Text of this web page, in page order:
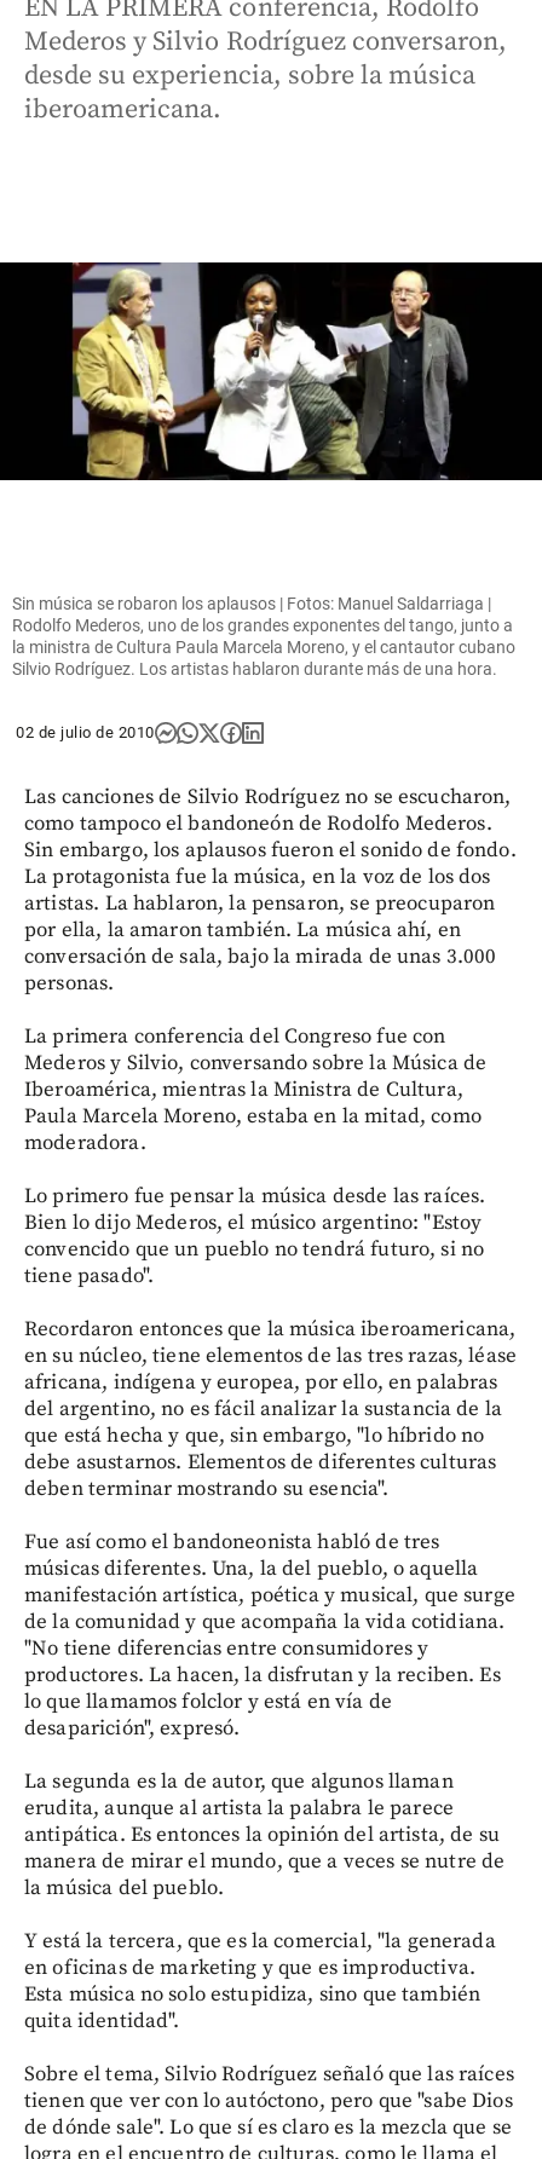
EN LA PRIMERA conferencia, Rodolfo
Mederos y Silvio Rodríguez conversaron,
desde su experiencia, sobre la música
iberoamericana.
Sin música se robaron los aplausos | Fotos: Manuel Saldarriaga |
Rodolfo Mederos, uno de los grandes exponentes del tango, junto a
la ministra de Cultura Paula Marcela Moreno, y el cantautor cubano
Silvio Rodríguez. Los artistas hablaron durante más de una hora.
02 de julio de 2010
Las canciones de Silvio Rodríguez no se escucharon,
como tampoco el bandoneón de Rodolfo Mederos.
Sin embargo, los aplausos fueron el sonido de fondo.
La protagonista fue la música, en la voz de los dos
artistas. La hablaron, la pensaron, se preocuparon
por ella, la amaron también. La música ahí, en
conversación de sala, bajo la mirada de unas 3.000
personas.
La primera conferencia del Congreso fue con
Mederos y Silvio, conversando sobre la Música de
Iberoamérica, mientras la Ministra de Cultura,
Paula Marcela Moreno, estaba en la mitad, como
moderadora.
Lo primero fue pensar la música desde las raíces.
Bien lo dijo Mederos, el músico argentino: "Estoy
convencido que un pueblo no tendrá futuro, si no
tiene pasado".
Recordaron entonces que la música iberoamericana,
en su núcleo, tiene elementos de las tres razas, léase
africana, indígena y europea, por ello, en palabras
del argentino, no es fácil analizar la sustancia de la
que está hecha y que, sin embargo, "lo híbrido no
debe asustarnos. Elementos de diferentes culturas
deben terminar mostrando su esencia".
Fue así como el bandoneonista habló de tres
músicas diferentes. Una, la del pueblo, o aquella
manifestación artística, poética y musical, que surge
de la comunidad y que acompaña la vida cotidiana.
"No tiene diferencias entre consumidores y
productores. La hacen, la disfrutan y la reciben. Es
lo que llamamos folclor y está en vía de
desaparición", expresó.
La segunda es la de autor, que algunos llaman
erudita, aunque al artista la palabra le parece
antipática. Es entonces la opinión del artista, de su
manera de mirar el mundo, que a veces se nutre de
la música del pueblo.
Y está la tercera, que es la comercial, "la generada
en oficinas de marketing y que es improductiva.
Esta música no solo estupidiza, sino que también
quita identidad".
Sobre el tema, Silvio Rodríguez señaló que las raíces
tienen que ver con lo autóctono, pero que "sabe Dios
de dónde sale". Lo que sí es claro es la mezcla que se
logra en el encuentro de culturas, como le llama el